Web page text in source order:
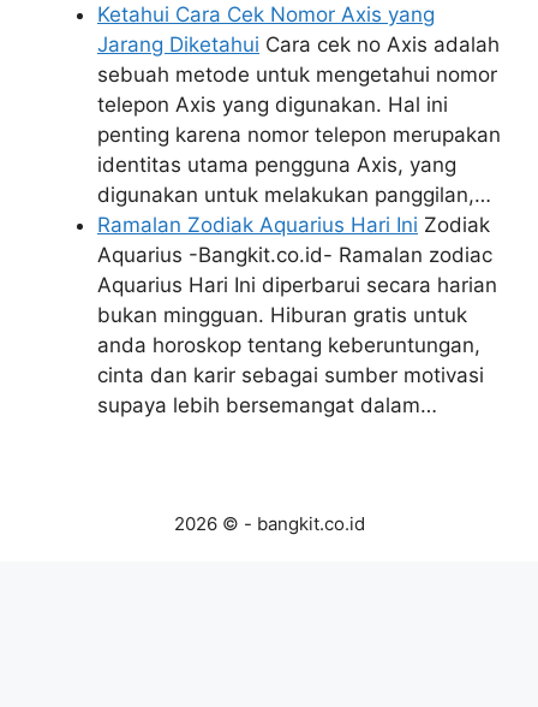
Ketahui Cara Cek Nomor Axis yang
Jarang Diketahui Cara cek no Axis adalah
sebuah metode untuk mengetahui nomor
telepon Axis yang digunakan. Hal ini
penting karena nomor telepon merupakan
identitas utama pengguna Axis, yang
digunakan untuk melakukan panggilan,…
Ramalan Zodiak Aquarius Hari Ini Zodiak
Aquarius -Bangkit.co.id- Ramalan zodiac
Aquarius Hari Ini diperbarui secara harian
bukan mingguan. Hiburan gratis untuk
anda horoskop tentang keberuntungan,
cinta dan karir sebagai sumber motivasi
supaya lebih bersemangat dalam…
2026 © - bangkit.co.id